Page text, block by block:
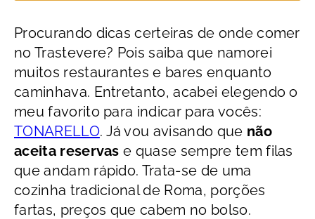
Procurando dicas certeiras de onde comer
no Trastevere? Pois saiba que namorei
muitos restaurantes e bares enquanto
caminhava. Entretanto, acabei elegendo o
meu favorito para indicar para vocês:
TONARELLO. Já vou avisando que não
aceita reservas e quase sempre tem filas
que andam rápido. Trata-se de uma
cozinha tradicional de Roma, porções
fartas, preços que cabem no bolso.